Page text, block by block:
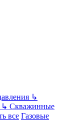
↳
↳ Скважинные
все Газовые